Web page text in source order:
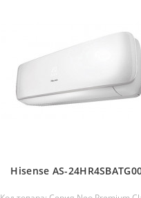
Hisense AS-